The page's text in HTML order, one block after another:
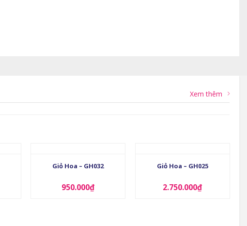
Xem thêm
Giỏ Hoa – GH032
950.000₫
Giỏ Hoa – GH025
2.750.000₫